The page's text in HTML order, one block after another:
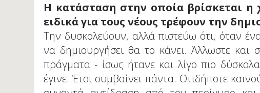
Η κατάσταση στην οποία βρίσκεται η
ειδικά για τους νέους τρέφουν την
Την δυσκολεύουν, αλλά πιστεύω ότι, όταν
να δημιουργήσει θα το κάνει. Άλλωστε και
πράγματα - ίσως ήτανε και λίγο πιο
έγινε. Έτσι συμβαίνει πάντα. Οτιδήποτε